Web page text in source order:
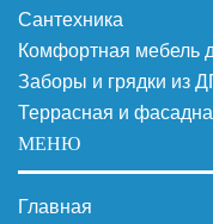
Сантехника
Комфортная мебель
Заборы и грядки из
Террасная и
МЕНЮ
Главная